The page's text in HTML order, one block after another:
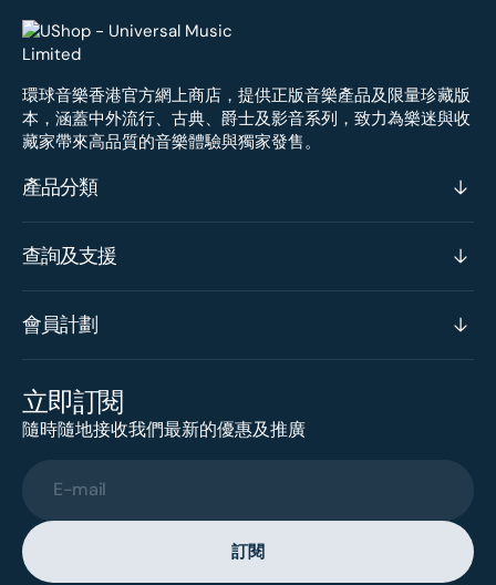
環球音樂香港官方網上商店，提供正版音樂產品及限量珍藏版
本，涵蓋中外流行、古典、爵士及影音系列，致力為樂迷與收
藏家帶來高品質的音樂體驗與獨家發售。
產品分類
查詢及支援
會員計劃
立即訂閱
隨時隨地接收我們最新的優惠及推廣
E-mail
訂閱